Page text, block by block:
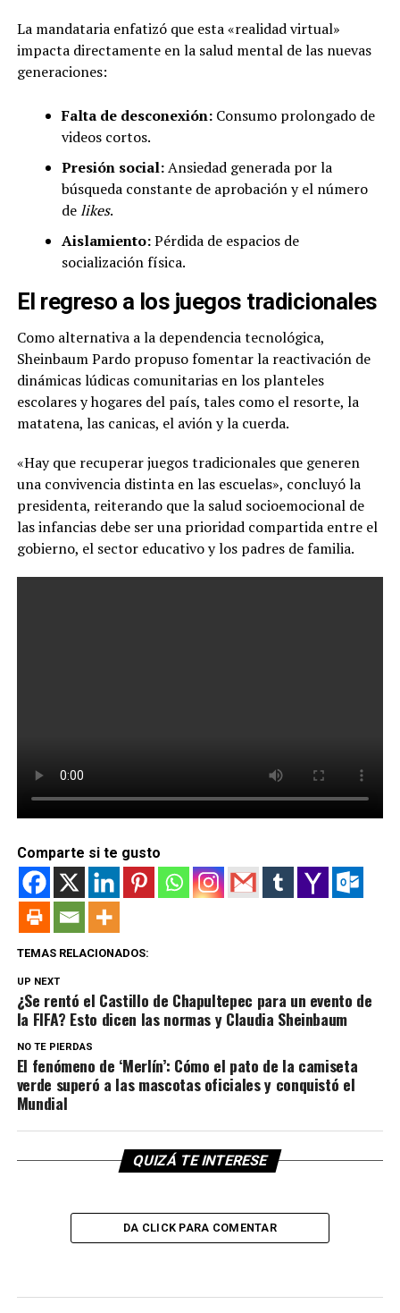
La mandataria enfatizó que esta «realidad virtual»
impacta directamente en la salud mental de las nuevas
generaciones:
Falta de desconexión:Consumo prolongado de
videos cortos.
Presión social:Ansiedad generada por la
búsqueda constante de aprobación y el número
delikes.
Aislamiento:Pérdida de espacios de
socialización física.
El regreso a los juegos tradicionales
Como alternativa a la dependencia tecnológica,
Sheinbaum Pardo propuso fomentar la reactivación de
dinámicas lúdicas comunitarias en los planteles
escolares y hogares del país, tales como el resorte, la
matatena, las canicas, el avión y la cuerda.
«Hay que recuperar juegos tradicionales que generen
una convivencia distinta en las escuelas», concluyó la
presidenta, reiterando que la salud socioemocional de
las infancias debe ser una prioridad compartida entre el
gobierno, el sector educativo y los padres de familia.
Comparte si te gusto
TEMAS RELACIONADOS:
UP NEXT
¿Se rentó el Castillo de Chapultepec para un evento de
la FIFA? Esto dicen las normas y Claudia Sheinbaum
NO TE PIERDAS
El fenómeno de ‘Merlín’: Cómo el pato de la camiseta
verde superó a las mascotas oficiales y conquistó el
Mundial
QUIZÁ TE INTERESE
DA CLICK PARA COMENTAR